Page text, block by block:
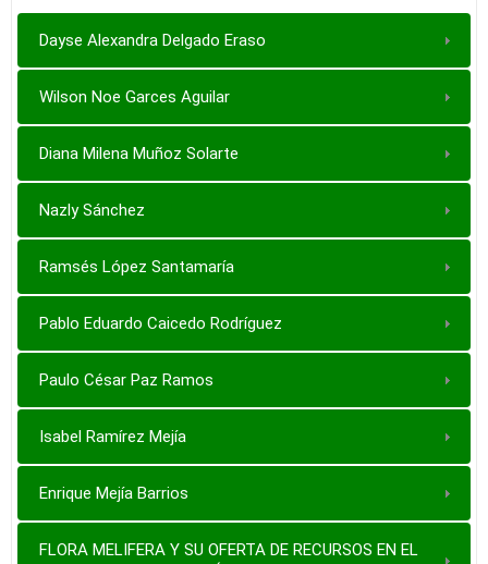
Dayse Alexandra Delgado Eraso
Wilson Noe Garces Aguilar
Diana Milena Muñoz Solarte
Nazly Sánchez
Ramsés López Santamaría
Pablo Eduardo Caicedo Rodríguez
Paulo César Paz Ramos
Isabel Ramírez Mejía
Enrique Mejía Barrios
FLORA MELIFERA Y SU OFERTA DE RECURSOS EN EL